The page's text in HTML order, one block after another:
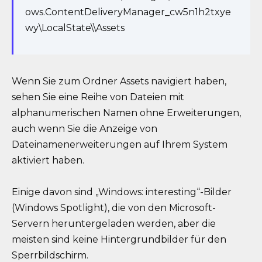
ows.ContentDeliveryManager_cw5n1h2txye
wy\LocalState\\Assets
Wenn Sie zum Ordner Assets navigiert haben,
sehen Sie eine Reihe von Dateien mit
alphanumerischen Namen ohne Erweiterungen,
auch wenn Sie die Anzeige von
Dateinamenerweiterungen auf Ihrem System
aktiviert haben.
Einige davon sind „Windows: interesting“-Bilder
(Windows Spotlight), die von den Microsoft-
Servern heruntergeladen werden, aber die
meisten sind keine Hintergrundbilder für den
Sperrbildschirm.